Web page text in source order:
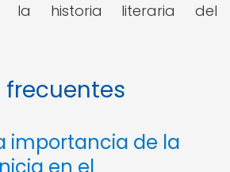
la historia literaria del
frecuentes
importancia de la